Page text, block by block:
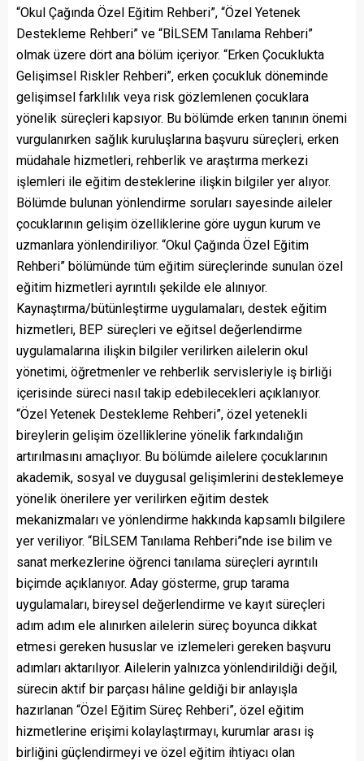
“Okul Çağında Özel Eğitim Rehberi”, “Özel Yetenek
Destekleme Rehberi” ve “BİLSEM Tanılama Rehberi”
olmak üzere dört ana bölüm içeriyor. “Erken Çocuklukta
Gelişimsel Riskler Rehberi”, erken çocukluk döneminde
gelişimsel farklılık veya risk gözlemlenen çocuklara
yönelik süreçleri kapsıyor. Bu bölümde erken tanının önemi
vurgulanırken sağlık kuruluşlarına başvuru süreçleri, erken
müdahale hizmetleri, rehberlik ve araştırma merkezi
işlemleri ile eğitim desteklerine ilişkin bilgiler yer alıyor.
Bölümde bulunan yönlendirme soruları sayesinde aileler
çocuklarının gelişim özelliklerine göre uygun kurum ve
uzmanlara yönlendiriliyor. “Okul Çağında Özel Eğitim
Rehberi” bölümünde tüm eğitim süreçlerinde sunulan özel
eğitim hizmetleri ayrıntılı şekilde ele alınıyor.
Kaynaştırma/bütünleştirme uygulamaları, destek eğitim
hizmetleri, BEP süreçleri ve eğitsel değerlendirme
uygulamalarına ilişkin bilgiler verilirken ailelerin okul
yönetimi, öğretmenler ve rehberlik servisleriyle iş birliği
içerisinde süreci nasıl takip edebilecekleri açıklanıyor.
“Özel Yetenek Destekleme Rehberi”, özel yetenekli
bireylerin gelişim özelliklerine yönelik farkındalığın
artırılmasını amaçlıyor. Bu bölümde ailelere çocuklarının
akademik, sosyal ve duygusal gelişimlerini desteklemeye
yönelik önerilere yer verilirken eğitim destek
mekanizmaları ve yönlendirme hakkında kapsamlı bilgilere
yer veriliyor. “BİLSEM Tanılama Rehberi”nde ise bilim ve
sanat merkezlerine öğrenci tanılama süreçleri ayrıntılı
biçimde açıklanıyor. Aday gösterme, grup tarama
uygulamaları, bireysel değerlendirme ve kayıt süreçleri
adım adım ele alınırken ailelerin süreç boyunca dikkat
etmesi gereken hususlar ve izlemeleri gereken başvuru
adımları aktarılıyor. Ailelerin yalnızca yönlendirildiği değil,
sürecin aktif bir parçası hâline geldiği bir anlayışla
hazırlanan “Özel Eğitim Süreç Rehberi”, özel eğitim
hizmetlerine erişimi kolaylaştırmayı, kurumlar arası iş
birliğini güçlendirmeyi ve özel eğitim ihtiyacı olan